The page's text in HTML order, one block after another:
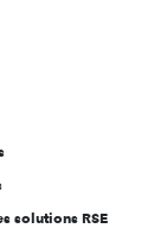
solutions RSE